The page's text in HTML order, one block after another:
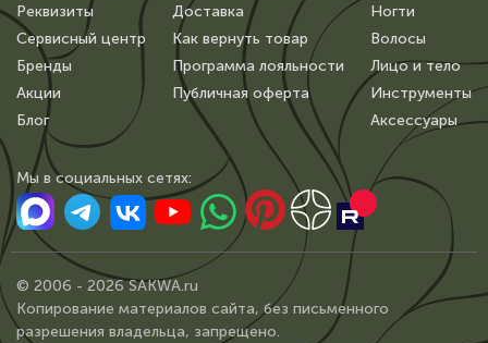
Реквизиты
Сервисный центр
Бренды
Акции
Блог
Доставка
Как вернуть товар
Программа лояльности
Публичная оферта
Ногти
Волосы
Лицо и тело
Инструменты
Аксессуары
Мы в сoциальных сетях:
© 2006 - 2026 SAKWA.ru
Копирование материалов сайта, без письменного
разрешения владельца, запрещено.